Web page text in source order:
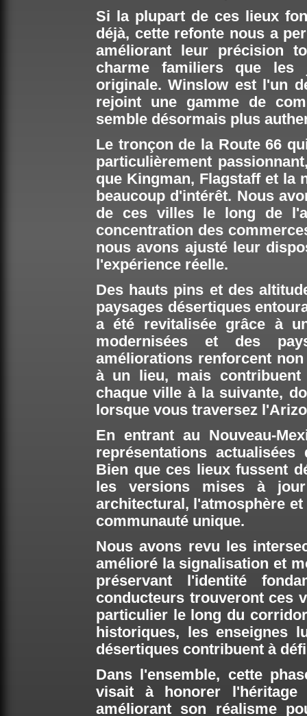
Si la plupart de ces lieux
déjà, cette refonte nous a
améliorant leur précision
charme familiers que les
originale. Winslow est l'un
rejoint une gamme de
semble désormais plus
Le tronçon de la Route 66
particulièrement
que Kingman, Flagstaff et la
beaucoup d'intérêt. Nous
de ces villes le long de
concentration des
nous avons ajusté leur
l'expérience réelle.
Des hauts pins et des
paysages désertiques
a été revitalisée grâce à
modernisées et des
améliorations renforcent
à un lieu, mais contribuent
chaque ville à la suivante,
lorsque vous traversez
En entrant au Nouveau-
représentations
Bien que ces lieux fussent
les versions mises à
architectural, l'atmosphère
communauté unique.
Nous avons revu les
amélioré la signalisation et
préservant l'identité
conducteurs trouveront ces
particulier le long du
historiques, les enseignes
désertiques contribuent à
Dans l'ensemble, cette
visait à honorer
améliorant son réalisme